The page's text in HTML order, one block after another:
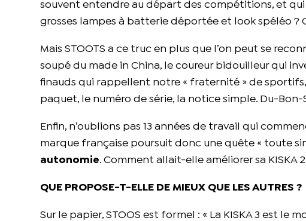
souvent entendre au départ des compétitions, et
grosses lampes à batterie déportée et look spéléo ?
Mais STOOTS a ce truc en plus que l’on peut se
soupé du made in China, le coureur bidouilleur qui
finauds qui rappellent notre « fraternité » de
paquet, le numéro de série, la notice simple. Du-
Enfin, n’oublions pas 13 années de travail qui
marque française poursuit donc une quête « toute
autonomie. Comment allait-elle améliorer sa KISKA 2
QUE PROPOSE-T-ELLE DE MIEUX QUE LES AUTRES ?
Sur le papier, STOOS est formel : « La KISKA 3 est le